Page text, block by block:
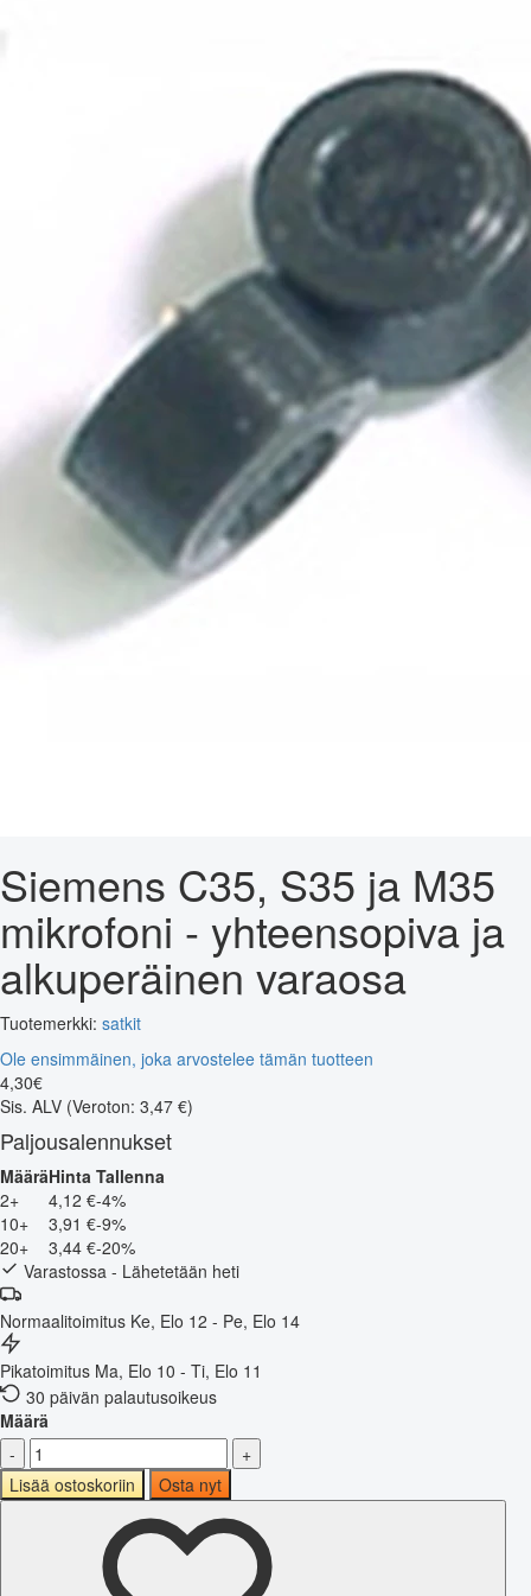
Siemens C35, S35 ja M35
mikrofoni - yhteensopiva ja
alkuperäinen varaosa
Tuotemerkki: satkit
Ole ensimmäinen, joka arvostelee tämän tuotteen
4,30€
Sis. ALV (Veroton: 3,47 €)
Paljousalennukset
MääräHinta Tallenna
2+
4,12 €-4%
10+
3,91 €-9%
20+
3,44 €-20%
Varastossa - Lähetetään heti
Normaalitoimitus Ke, Elo 12 - Pe, Elo 14
Pikatoimitus Ma, Elo 10 - Ti, Elo 11
30 päivän palautusoikeus
Määrä
-
+
Lisää ostoskoriin
Osta nyt